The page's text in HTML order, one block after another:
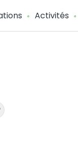
Activités